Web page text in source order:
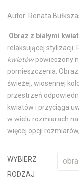
Autor: Renata
Obraz z białymi
relaksującej stylizacji.
kwiatówpowieszony
pomieszczenia.
świeżej, wiosennej
przestrzeń
kwiatów i przyciąga
w wielu rozmiarach
więcej opcji
WYBIERZ
RODZAJ